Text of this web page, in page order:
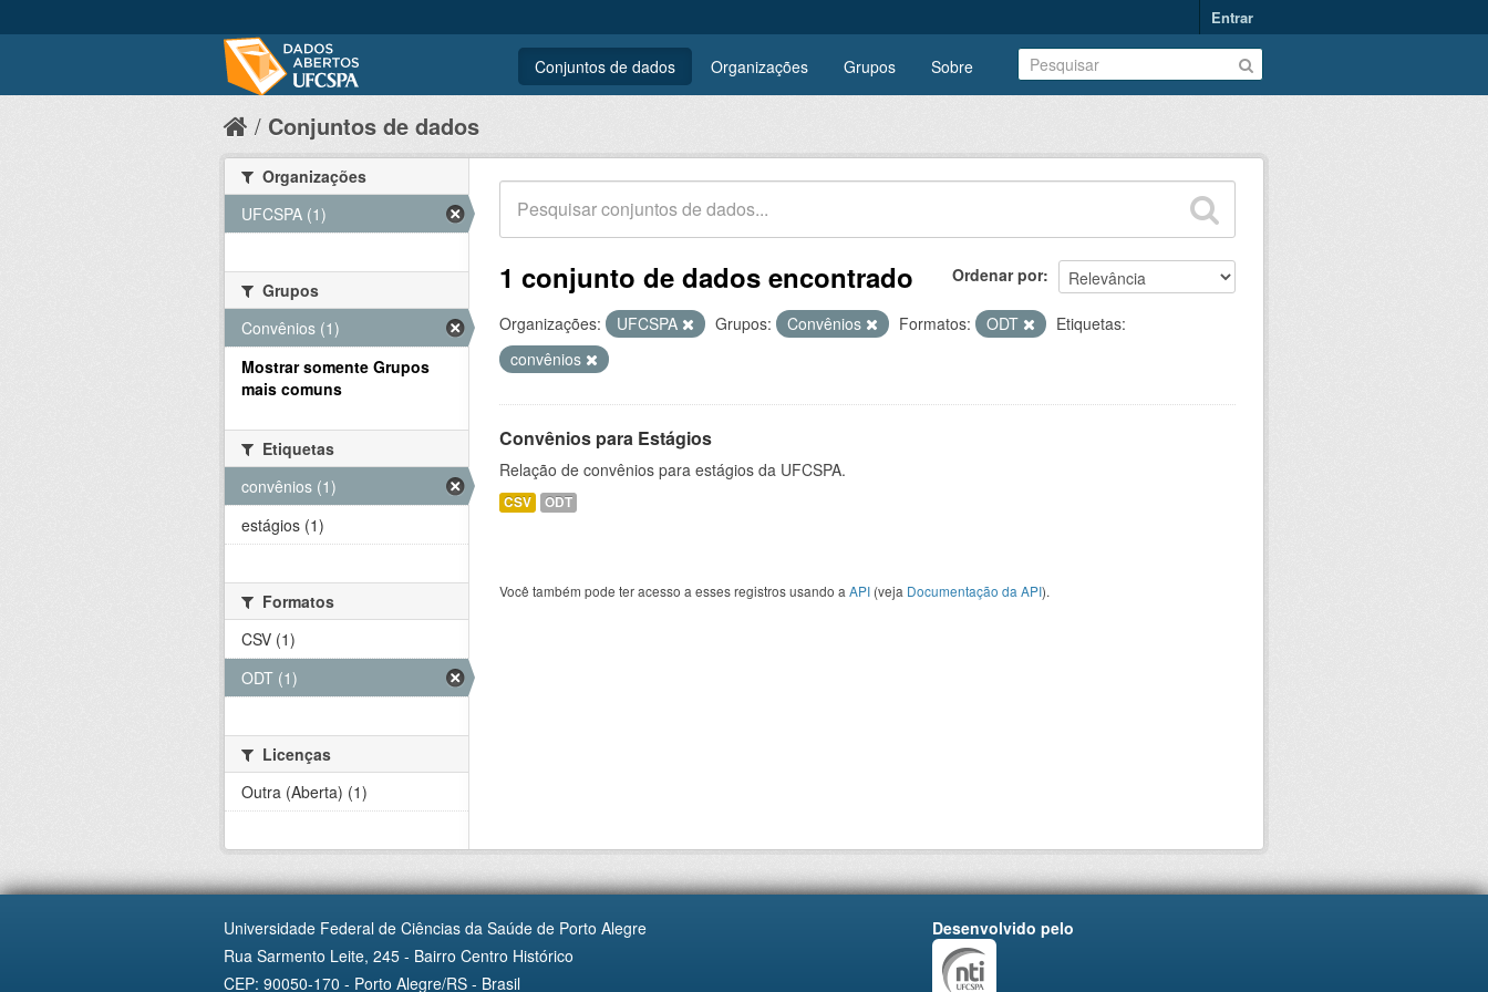
Entrar
Conjuntos de dados Organizações Grupos Sobre
Conjuntos de dados
Ordenar por
1 conjunto de dados encontrado
Organizações: UFCSPA Grupos: Convênios Formatos: ODT
Etiquetas:
convênios
Convênios para Estágios
Relação de convênios para estágios da UFCSPA.
CSV ODT
Você também pode ter acesso a esses registros usando a API (veja Documentação da API).
Organizações
UFCSPA (1)
Grupos
Convênios (1)
Mostrar somente Grupos
mais comuns
Etiquetas
convênios (1)
estágios (1)
Formatos
CSV (1)
ODT (1)
Licenças
Outra (Aberta) (1)
Universidade Federal de Ciências da Saúde de Porto Alegre
Rua Sarmento Leite, 245 - Bairro Centro Histórico
CEP: 90050-170 - Porto Alegre/RS - Brasil
Desenvolvido pelo